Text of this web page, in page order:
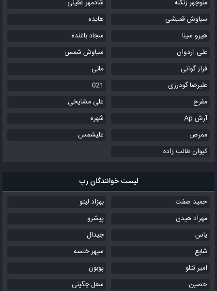
منوچهر زنگنه
شادمهر عقیلی
سیاوش قمیشی
هایده
هیرو سینا
سجاد باغنده
علی اردوان
سیاوش شمس
فراز گوانی
مانی
علیرضا گودرزی
021
مفرح
علی مشایخی
آرش Ap
شهره
ممرض
علیشمس
کیوان طالب زاده
لیست خوانندگان رپ
حمید صفت
بهزاد لیتو
مهراد هیدن
پیشرو
یاس
جیدال
شایع
سپهر خلسه
امیر تتلو
پوبون
حصین
سعل چگینی